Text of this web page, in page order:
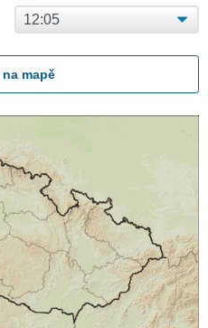
na mapě